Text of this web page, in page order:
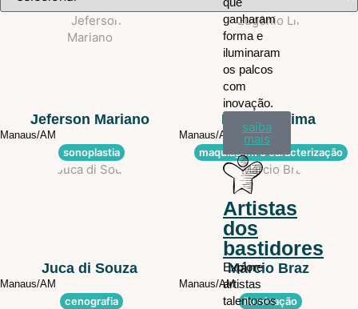
ganharam
forma e
iluminaram
os palcos
com
inovação.
saiba
mais
Artistas
dos
bastidores
Explore
artistas
talentosos
Jeferson Mariano
Manaus/AM
sonoplastia
Eugênio Lima
Manaus/AM
maquiagem e caracterização
Juca di Souza
Manaus/AM
cenografia
Márcio Braz
Manaus/AM
iluminação